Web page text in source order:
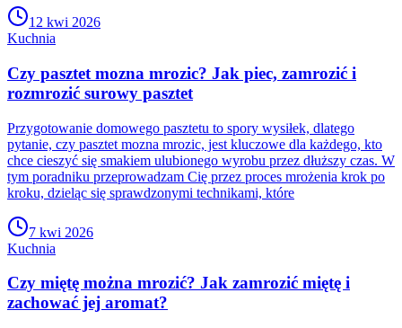
12 kwi 2026
Kuchnia
Czy pasztet mozna mrozic? Jak piec, zamrozić i
rozmrozić surowy pasztet
Przygotowanie domowego pasztetu to spory wysiłek, dlatego
pytanie, czy pasztet mozna mrozic, jest kluczowe dla każdego, kto
chce cieszyć się smakiem ulubionego wyrobu przez dłuższy czas. W
tym poradniku przeprowadzam Cię przez proces mrożenia krok po
kroku, dzieląc się sprawdzonymi technikami, które
7 kwi 2026
Kuchnia
Czy miętę można mrozić? Jak zamrozić miętę i
zachować jej aromat?